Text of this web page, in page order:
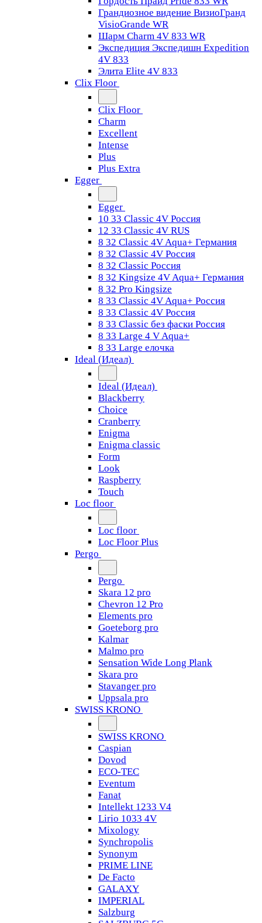
Грандиозное видение ВизиоГранд
VisioGrande WR
Шарм Charm 4V 833 WR
Экспедиция Экспедишн Expedition
4V 833
Элита Elite 4V 833
Clix Floor
Clix Floor
Charm
Excellent
Intense
Plus
Plus Extra
Egger
Egger
10 33 Classic 4V Россия
12 33 Classic 4V RUS
8 32 Classic 4V Aqua+ Германия
8 32 Classic 4V Россия
8 32 Classic Россия
8 32 Kingsize 4V Aqua+ Германия
8 32 Pro Kingsize
8 33 Classic 4V Aqua+ Россия
8 33 Classic 4V Россия
8 33 Classic без фаски Россия
8 33 Large 4 V Aqua+
8 33 Large елочка
Ideal (Идеал)
Ideal (Идеал)
Blackberry
Choice
Cranberry
Enigma
Enigma classic
Form
Look
Raspberry
Touch
Loc floor
Loc floor
Loc Floor Plus
Pergo
Pergo
Skara 12 pro
Chevron 12 Pro
Elements pro
Goeteborg pro
Kalmar
Malmo pro
Sensation Wide Long Plank
Skara pro
Stavanger pro
Uppsala pro
SWISS KRONO
SWISS KRONO
Caspian
Dovod
ECO-TEC
Eventum
Fanat
Intellekt 1233 V4
Lirio 1033 4V
Mixology
Synchropolis
Synonym
PRIME LINE
De Facto
GALAXY
IMPERIAL
Salzburg